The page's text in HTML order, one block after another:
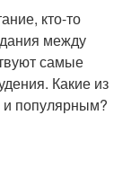
кто-то
между
самые
Какие из
популярным?